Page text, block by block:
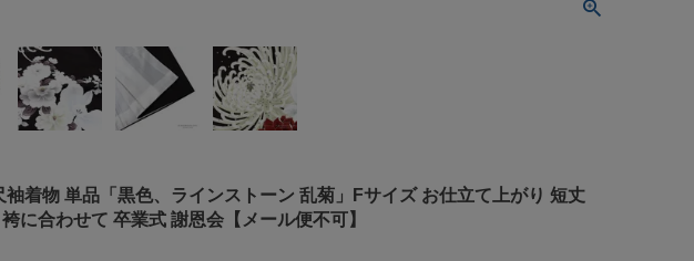
袖着物 単品「黒色、ラインストーン 乱菊」Fサイズ お仕立て上がり 短丈
に合わせて 卒業式 謝恩会【メール便不可】